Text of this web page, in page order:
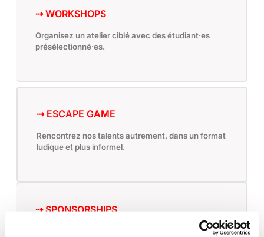
⇢ WORKSHOPS
Organisez un atelier ciblé avec des étudiant·es
présélectionné·es.
⇢ ESCAPE GAME
Rencontrez nos talents autrement, dans un format
ludique et plus informel.
⇢ SPONSORSHIPS
Augmentez votre visibilité à l’EPFL et bénéficiez de